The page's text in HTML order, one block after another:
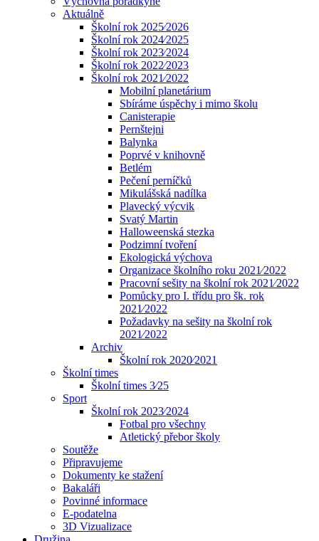
Aktuálně
Školní rok 2025⁄2026
Školní rok 2024⁄2025
Školní rok 2023⁄2024
Školní rok 2022⁄2023
Školní rok 2021⁄2022
Mobilní planetárium
Sbíráme úspěchy i mimo školu
Canisterapie
Pernštejni
Balynka
Poprvé v knihovně
Betlém
Pečení perníčků
Mikulášská nadílka
Plavecký výcvik
Svatý Martin
Halloweenská stezka
Podzimní tvoření
Ekologická výchova
Organizace školního roku 2021⁄2022
Pracovní sešity na školní rok 2021⁄2022
Pomůcky pro I. třídu pro šk. rok
2021⁄2022
Požadavky na sešity na školní rok
2021⁄2022
Archiv
Školní rok 2020⁄2021
Školní times
Školní times 3⁄25
Sport
Školní rok 2023⁄2024
Fotbal pro všechny
Atletický přebor školy
Soutěže
Připravujeme
Dokumenty ke stažení
Bakaláři
Povinné informace
E-podatelna
3D Vizualizace